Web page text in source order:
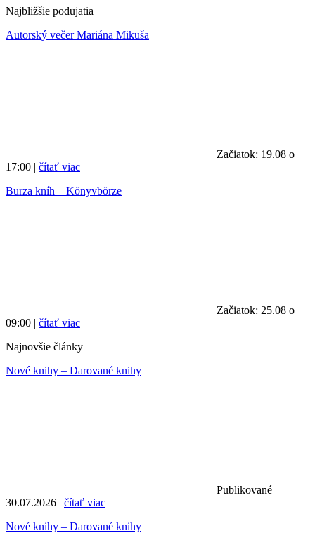
Najbližšie podujatia
Autorský večer Mariána Mikuša
Začiatok: 19.08 o
17:00 | čítať viac
Burza kníh – Könyvbörze
Začiatok: 25.08 o
09:00 | čítať viac
Najnovšie články
Nové knihy – Darované knihy
Publikované
30.07.2026 | čítať viac
Nové knihy – Darované knihy